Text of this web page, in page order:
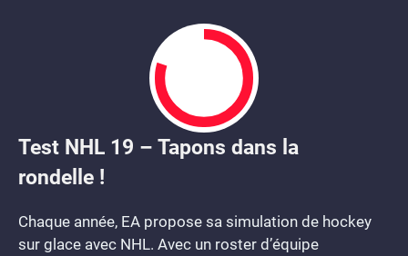
Test NHL 19 – Tapons dans la
rondelle !
Chaque année, EA propose sa simulation de hockey
sur glace avec NHL. Avec un roster d’équipe